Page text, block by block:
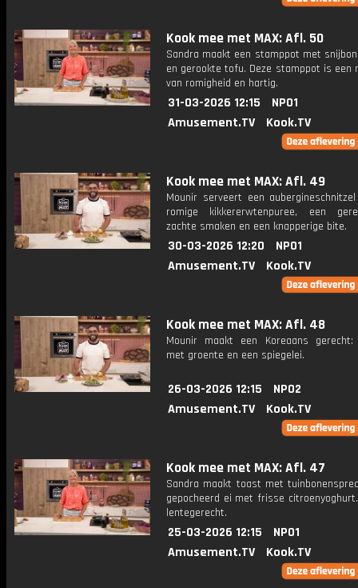
Kook mee met MAX: Afl. 50
Sandra maakt een stamppot met
en gerookte tofu. Deze stamppot is een
van romigheid en hartig.
31-03-2026 12:15
NPO1
Amusement.TV
Kook.TV
Kook mee met MAX: Afl. 49
Mounir serveert een
romige kikkererwtenpuree, een
zachte smaken en een knapperige bite.
30-03-2026 12:20
NPO1
Amusement.TV
Kook.TV
Kook mee met MAX: Afl. 48
Mounir maakt een Koreaans gerecht:
met groente en een spiegelei.
26-03-2026 12:15
NPO2
Amusement.TV
Kook.TV
Kook mee met MAX: Afl. 47
Sandra maakt toast met
gepocheerd ei met frisse
lentegerecht.
25-03-2026 12:15
NPO1
Amusement.TV
Kook.TV